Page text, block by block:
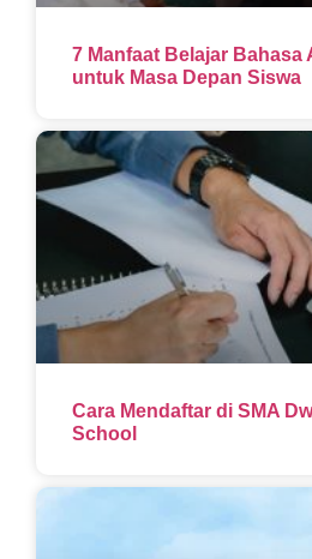
7 Manfaat Belajar Bahasa
untuk Masa Depan Siswa
Cara Mendaftar di SMA
School